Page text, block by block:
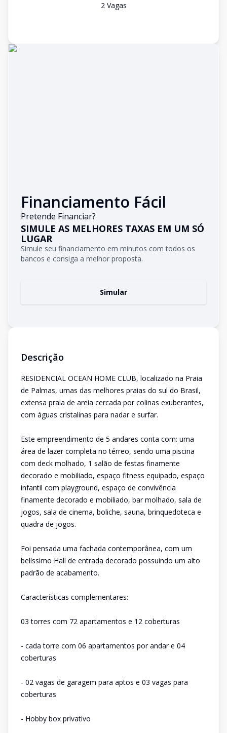
2Vagas
Financiamento Fácil
Pretende Financiar?
SIMULE AS MELHORES TAXAS EM UM SÓ
LUGAR
Simule seu financiamento em minutos com todos os
bancos e consiga a melhor proposta.
Simular
Descrição
RESIDENCIAL OCEAN HOME CLUB, localizado na Praia
de Palmas, umas das melhores praias do sul do Brasil,
extensa praia de areia cercada por colinas exuberantes,
com águas cristalinas para nadar e surfar.
Este empreendimento de 5 andares conta com: uma
área de lazer completa no térreo, sendo uma piscina
com deck molhado, 1 salão de festas finamente
decorado e mobiliado, espaço fitness equipado, espaço
infantil com playground, espaço de convivência
finamente decorado e mobiliado, bar molhado, sala de
jogos, sala de cinema, boliche, sauna, brinquedoteca e
quadra de jogos.
Foi pensada uma fachada contemporânea, com um
belíssimo Hall de entrada decorado possuindo um alto
padrão de acabamento.
Características complementares:
03 torres com 72 apartamentos e 12 coberturas
- cada torre com 06 apartamentos por andar e 04
coberturas
- 02 vagas de garagem para aptos e 03 vagas para
coberturas
- Hobby box privativo